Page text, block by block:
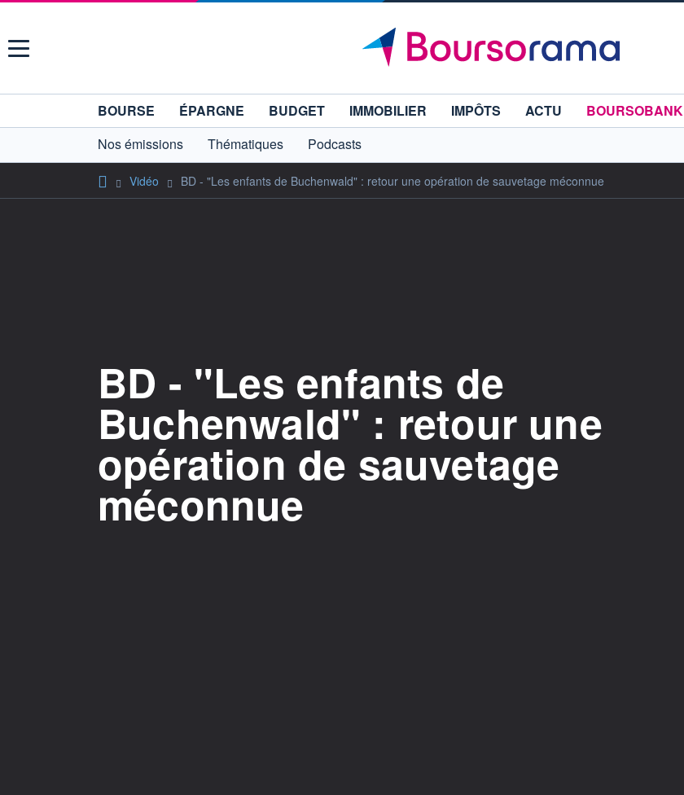
Menu
BOURSE ÉPARGNE BUDGET IMMOBILIER IMPÔTS ACTU
BOURSOBANK
Nos émissions
Thématiques Podcasts
Vidéo BD - "Les enfants de Buchenwald" : retour une opération de sauvetage méconnue
BD - "Les enfants de
Buchenwald" : retour une
opération de sauvetage
méconnue